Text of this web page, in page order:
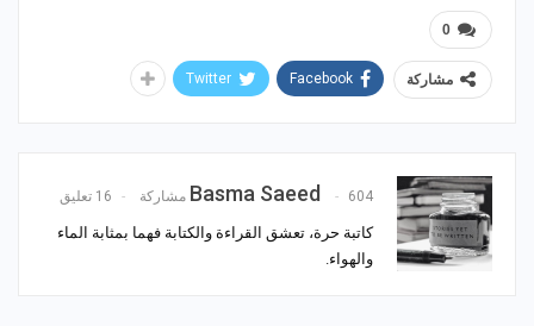
0
مشاركة Facebook
Twitter
Basma Saeed 604 مشاركة 16 تعليق
كاتبة حرة، تعشق القراءة والكتابة فهما بمثابة الماء
والهواء.